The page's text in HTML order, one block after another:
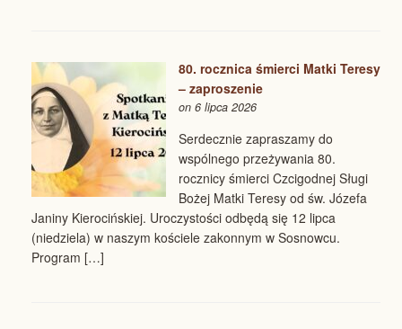
80. rocznica śmierci Matki Teresy
– zaproszenie
on 6 lipca 2026
Serdecznie zapraszamy do
wspólnego przeżywania 80.
rocznicy śmierci Czcigodnej Sługi
Bożej Matki Teresy od św. Józefa
Janiny Kierocińskiej. Uroczystości odbędą się 12 lipca
(niedziela) w naszym kościele zakonnym w Sosnowcu.
Program […]